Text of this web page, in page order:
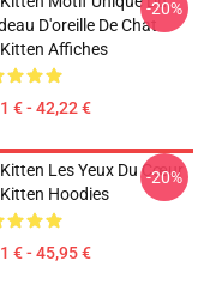
D'oreille De Chat
Affiches
€ - 42,22 €
-20%
Les Yeux Du Cœur
Hoodies
€ - 45,95 €
-20%